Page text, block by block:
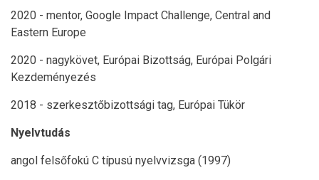
2020 - mentor, Google Impact Challenge, Central and
Eastern Europe
2020 - nagykövet, Európai Bizottság, Európai Polgári
Kezdeményezés
2018 - szerkesztőbizottsági tag, Európai Tükör
Nyelvtudás
angol felsőfokú C típusú nyelvvizsga (1997)